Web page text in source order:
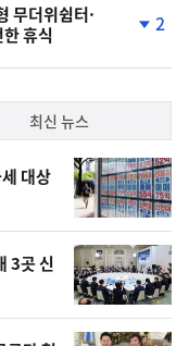
더위쉼터·
휴식
락
2
최신 뉴스
대상
3곳 신